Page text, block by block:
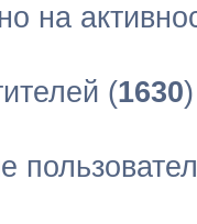
на
(1630